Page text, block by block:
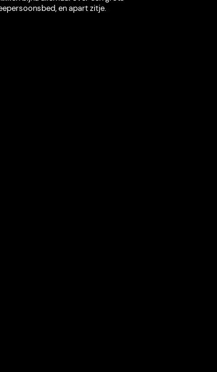
en apart zitje.